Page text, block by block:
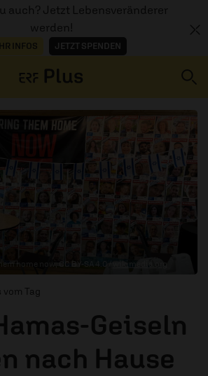
auch? Jetzt Lebensveränderer
werden!
INFOS JETZT SPENDEN
home now, CC BY-SA 4.0 / wikimedia.org
Tag
Geiseln
nach Hause